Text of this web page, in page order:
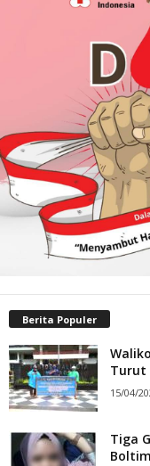
Berita Populer
Turut
15/04/
Tiga